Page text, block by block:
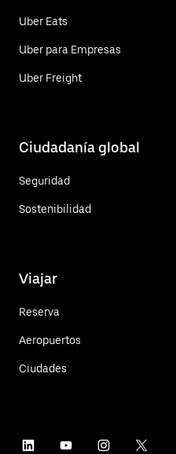
Uber Eats
Uber para Empresas
Uber Freight
Ciudadanía global
Seguridad
Sostenibilidad
Viajar
Reserva
Aeropuertos
Ciudades